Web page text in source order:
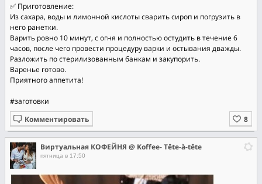
✅ Приготовление:
Из сахара, воды и лимонной кислоты сварить сироп и погрузить в
него ранетки.
Варить ровно 10 минут, с огня и полностью остудить в течение 6
часов, после чего провести процедуру варки и остывания дважды.
Разложить по стерилизованным банкам и закупорить.
Варенье готово.
Приятного аппетита!
#заготовки
Комментировать
Виртуальная КОФЕЙНЯ @ Koffee- Tête-à-tête
пятница в 17:50